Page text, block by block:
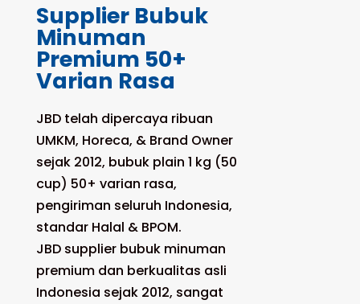
Supplier Bubuk
Minuman
Premium 50+
Varian Rasa
JBD telah dipercaya ribuan
UMKM, Horeca, & Brand Owner
sejak 2012, bubuk plain 1 kg (50
cup) 50+ varian rasa,
pengiriman seluruh Indonesia,
standar Halal & BPOM.
JBD supplier bubuk minuman
premium dan berkualitas asli
Indonesia sejak 2012, sangat